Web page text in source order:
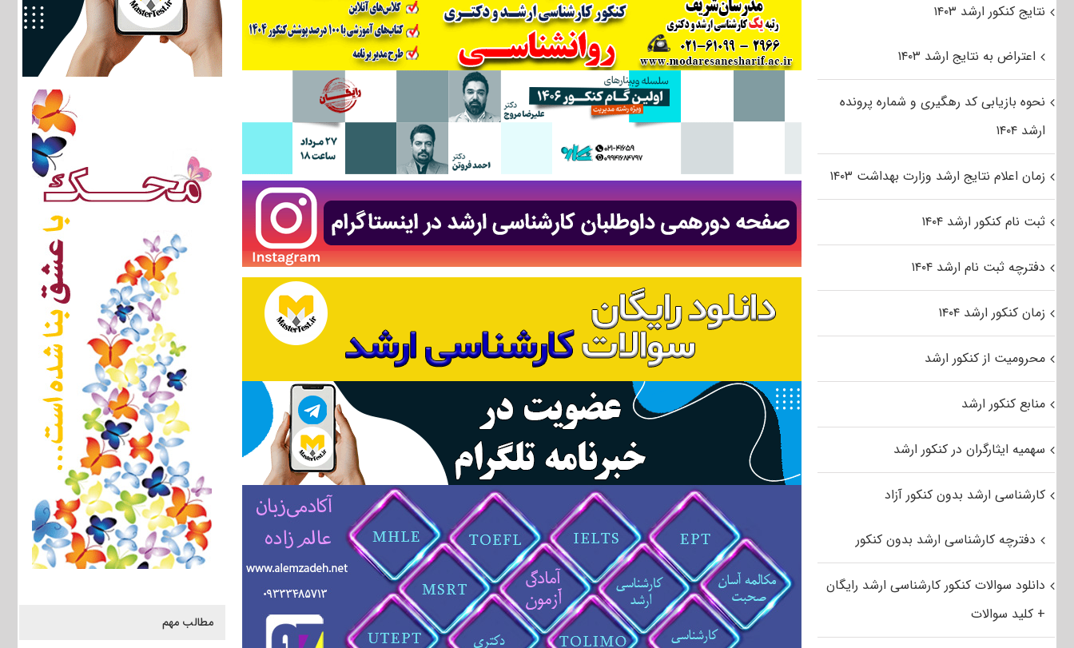
مطالب مهم
نتایج کنکور ارشد ۱۴۰۳
اعتراض به نتایج ارشد ۱۴۰۳
نحوه بازیابی کد رهگیری و شماره پرونده
ارشد ۱۴۰۴
زمان اعلام نتایج ارشد وزارت بهداشت ۱۴۰۳
ثبت نام کنکور ارشد ۱۴۰۴
دفترچه ثبت نام ارشد ۱۴۰۴
زمان کنکور ارشد ۱۴۰۴
محرومیت از کنکور ارشد
منابع کنکور ارشد
سهمیه ایثارگران در کنکور ارشد
کارشناسی ارشد بدون کنکور آزاد
دفترچه کارشناسی ارشد بدون کنکور
دانلود سوالات کنکور کارشناسی ارشد رایگان
+ کلید سوالات